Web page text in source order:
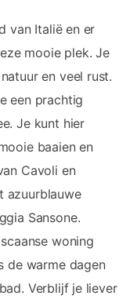
van Italië en er
mooie plek. Je
en veel rust.
een prachtig
Je kunt hier
baaien en
Cavoli en
azuurblauwe
Sansone.
woning
de warme dagen
Verblijf je liever